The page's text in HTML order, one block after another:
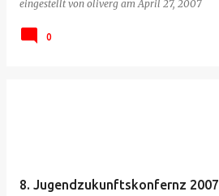
eingestellt von oliverg amApril 27, 2007
0
8. Jugendzukunftskonfernz 2007